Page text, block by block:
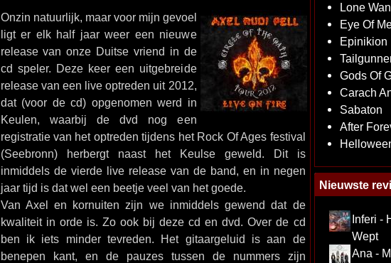
Onzin natuurlijk, maar voor mijn gevoel
ligt er elk half jaar weer een nieuwe
release van onze Duitse vriend in de
cd speler. Deze keer een uitgebreide
release van een live optreden uit 2012,
dat (voor de cd) opgenomen werd in
Keulen, waarbij de dvd nog een
registratie van het optreden tijdens het Rock Of Ages festival
(Seebronn) herbergt naast het Keulse geweld. Dit is
inmiddels de vierde live release van de band, en in negen
jaar tijd is dat wel een beetje veel van het goede.
Van Axel en kornuiten zijn we inmiddels gewend dat de
kwaliteit in orde is. Zo ook bij deze cd en dvd. Over de cd
ben ik iets minder tevreden. Het gitaargeluid is aan de
benepen kant, en de pauzes tussen de nummers zijn
Lone
Eye Of
Epinikion
Gods Of
Carach
Sabaton
After
Nieuwste
Inferi -
Wept
Ana -